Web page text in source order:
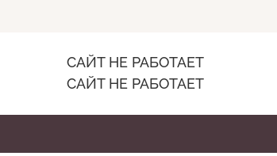
САЙТ НЕ РАБОТАЕТ
САЙТ НЕ РАБОТАЕТ